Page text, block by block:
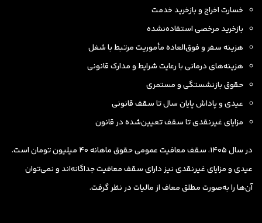
خسارت اخراج و بازخرید خدمت
بازخرید مرخصی استفاده‌نشده
هزینه سفر و فوق‌العاده مأموریت مرتبط با شغل
هزینه‌های درمانی با رعایت شرایط و مدارک قانونی
حقوق بازنشستگی و مستمری
عیدی و پاداش پایان سال تا سقف قانونی
مزایای غیرنقدی تا سقف تعیین‌شده در قانون
در سال ۱۴۰۵، سقف معافیت عمومی حقوق ماهانه ۴۰ میلیون تومان است.
عیدی و مزایای غیرنقدی نیز دارای سقف معافیت جداگانه‌اند و نمی‌توان
آن‌ها را به‌صورت مطلق معاف از مالیات در نظر گرفت.